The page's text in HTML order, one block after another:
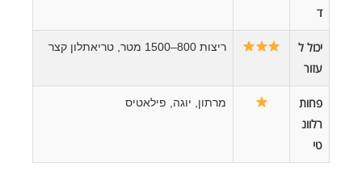
ד
יכול ל
עזור
ריצות 800–1500 מטר, טריאתלון קצר
פחות
רלוונ
טי
מרתון, יוגה, פילאטיס